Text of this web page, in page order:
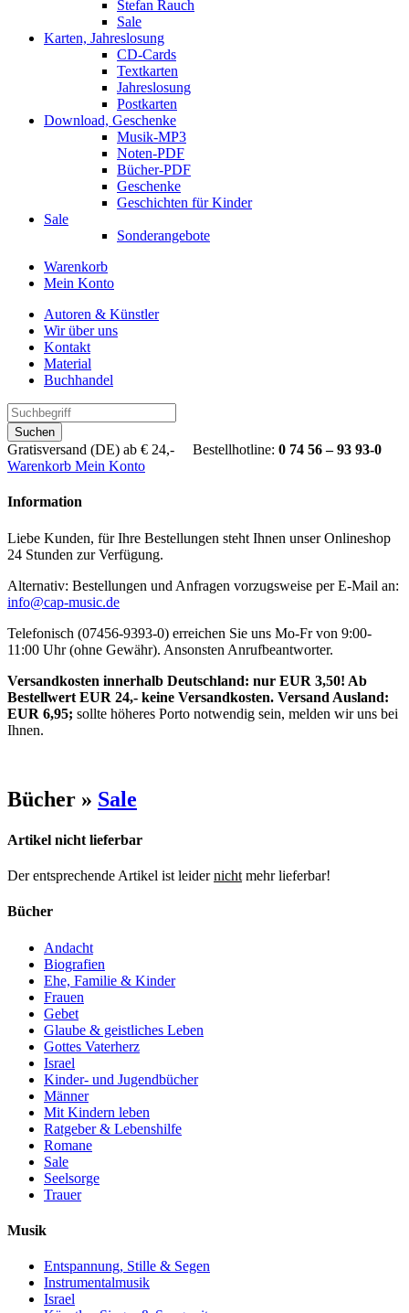
Stefan Rauch
Sale
Karten, Jahreslosung
CD-Cards
Textkarten
Jahreslosung
Postkarten
Download, Geschenke
Musik-MP3
Noten-PDF
Bücher-PDF
Geschenke
Geschichten für Kinder
Sale
Sonderangebote
Warenkorb
Mein Konto
Autoren & Künstler
Wir über uns
Kontakt
Material
Buchhandel
Suchen
Gratisversand (DE) ab € 24,- Bestellhotline: 0 74 56 – 93 93-0
Warenkorb Mein Konto
Information
Liebe Kunden, für Ihre Bestellungen steht Ihnen unser Onlineshop
24 Stunden zur Verfügung.
Alternativ: Bestellungen und Anfragen vorzugsweise per E-Mail an:
info@cap-music.de
Telefonisch (07456-9393-0) erreichen Sie uns Mo-Fr von 9:00-
11:00 Uhr (ohne Gewähr). Ansonsten Anrufbeantworter.
Versandkosten innerhalb Deutschland: nur EUR 3,50! Ab
Bestellwert EUR 24,- keine Versandkosten. Versand Ausland:
EUR 6,95; sollte höheres Porto notwendig sein, melden wir uns bei
Ihnen.
Bücher » Sale
Artikel nicht lieferbar
Der entsprechende Artikel ist leidernicht mehr lieferbar!
Bücher
Andacht
Biografien
Ehe, Familie & Kinder
Frauen
Gebet
Glaube & geistliches Leben
Gottes Vaterherz
Israel
Kinder- und Jugendbücher
Männer
Mit Kindern leben
Ratgeber & Lebenshilfe
Romane
Sale
Seelsorge
Trauer
Musik
Entspannung, Stille & Segen
Instrumentalmusik
Israel